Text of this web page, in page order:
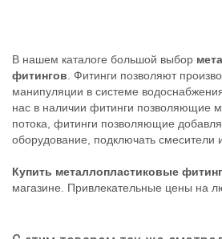
В нашем каталоге большой выбор
фитингов . Фитинги позволяют
манипуляции в системе
нас в наличии фитинги позволяющие
потока, фитинги позволяющие
оборудование, подключать смесители
Купить металлопластиковые
магазине. Привлекательные цены на